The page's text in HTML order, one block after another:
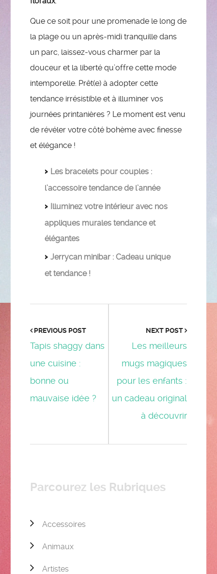
Que ce soit pour une promenade le long de
la plage ou un après-midi tranquille dans
un parc, laissez-vous charmer par la
douceur et la liberté qu’offre cette mode
intemporelle. Prêt(e) à adopter cette
tendance irrésistible et à illuminer vos
journées printanières ? Le moment est venu
de révéler votre côté bohème avec finesse
et élégance !
Les bracelets pour couples :
l’accessoire tendance de l’année
Illuminez votre intérieur avec nos
appliques murales tendance et
élégantes
Jerrycan minibar : Cadeau unique
et tendance !
PREVIOUS POST
Tapis shaggy dans
une cuisine :
bonne ou
mauvaise idée ?
NEXT POST
Les meilleurs
mugs magiques
pour les enfants :
un cadeau original
à découvrir
Parcourez les Rubriques
Accessoires
Animaux
Artistes